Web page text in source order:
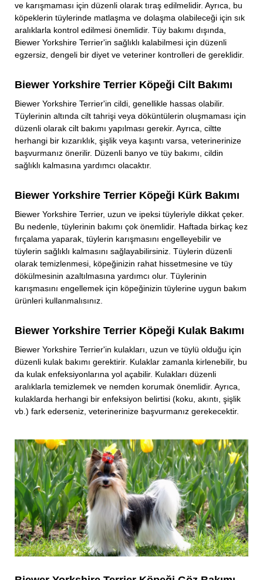
ve karışmaması için düzenli olarak tıraş edilmelidir. Ayrıca, bu
köpeklerin tüylerinde matlaşma ve dolaşma olabileceği için sık
aralıklarla kontrol edilmesi önemlidir. Tüy bakımı dışında,
Biewer Yorkshire Terrier'in sağlıklı kalabilmesi için düzenli
egzersiz, dengeli bir diyet ve veteriner kontrolleri de gereklidir.
Biewer Yorkshire Terrier Köpeği Cilt Bakımı
Biewer Yorkshire Terrier'in cildi, genellikle hassas olabilir.
Tüylerinin altında cilt tahrişi veya döküntülerin oluşmaması için
düzenli olarak cilt bakımı yapılması gerekir. Ayrıca, ciltte
herhangi bir kızarıklık, şişlik veya kaşıntı varsa, veterinerinize
başvurmanız önerilir. Düzenli banyo ve tüy bakımı, cildin
sağlıklı kalmasına yardımcı olacaktır.
Biewer Yorkshire Terrier Köpeği Kürk Bakımı
Biewer Yorkshire Terrier, uzun ve ipeksi tüyleriyle dikkat çeker.
Bu nedenle, tüylerinin bakımı çok önemlidir. Haftada birkaç kez
fırçalama yaparak, tüylerin karışmasını engelleyebilir ve
tüylerin sağlıklı kalmasını sağlayabilirsiniz. Tüylerin düzenli
olarak temizlenmesi, köpeğinizin rahat hissetmesine ve tüy
dökülmesinin azaltılmasına yardımcı olur. Tüylerinin
karışmasını engellemek için köpeğinizin tüylerine uygun bakım
ürünleri kullanmalısınız.
Biewer Yorkshire Terrier Köpeği Kulak Bakımı
Biewer Yorkshire Terrier'in kulakları, uzun ve tüylü olduğu için
düzenli kulak bakımı gerektirir. Kulaklar zamanla kirlenebilir, bu
da kulak enfeksiyonlarına yol açabilir. Kulakları düzenli
aralıklarla temizlemek ve nemden korumak önemlidir. Ayrıca,
kulaklarda herhangi bir enfeksiyon belirtisi (koku, akıntı, şişlik
vb.) fark ederseniz, veterinerinize başvurmanız gerekecektir.